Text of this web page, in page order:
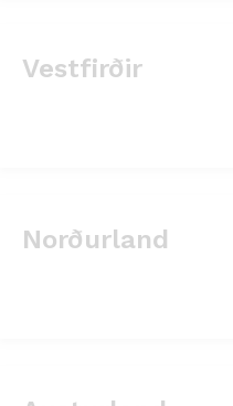
Vestfirðir
Norðurland